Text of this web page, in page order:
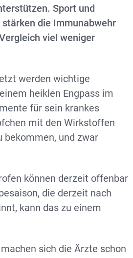
Sport und
die Immunabwehr
viel weniger
werden wichtige
heiklen Engpass im
für sein krankes
mit den Wirkstoffen
bekommen, und zwar
können derzeit offenbar
die derzeit nach
kann das zu einem
sich die Ärzte schon